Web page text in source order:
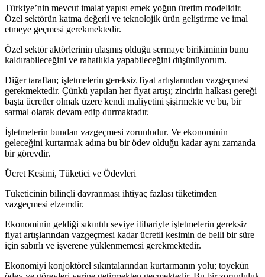
Türkiye’nin mevcut imalat yapısı emek yoğun üretim modelidir.
Özel sektörün katma değerli ve teknolojik ürün geliştirme ve imal
etmeye geçmesi gerekmektedir.
Özel sektör aktörlerinin ulaşmış olduğu sermaye birikiminin bunu
kaldırabileceğini ve rahatlıkla yapabileceğini düşünüyorum.
Diğer taraftan; işletmelerin gereksiz fiyat artışlarından vazgeçmesi
gerekmektedir. Çünkü yapılan her fiyat artışı; zincirin halkası gereği
başta ücretler olmak üzere kendi maliyetini şişirmekte ve bu, bir
sarmal olarak devam edip durmaktadır.
İşletmelerin bundan vazgeçmesi zorunludur. Ve ekonominin
geleceğini kurtarmak adına bu bir ödev olduğu kadar aynı zamanda
bir görevdir.
Ücret Kesimi, Tüketici ve Ödevleri
Tüketicinin bilinçli davranması ihtiyaç fazlası tüketimden
vazgeçmesi elzemdir.
Ekonominin geldiği sıkıntılı seviye itibariyle işletmelerin gereksiz
fiyat artışlarından vazgeçmesi kadar ücretli kesimin de belli bir süre
için sabırlı ve işverene yüklenmemesi gerekmektedir.
Ekonomiyi konjoktörel sıkıntalarından kurtarmanın yolu; toyekün